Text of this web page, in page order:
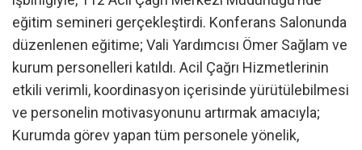
eğitim semineri gerçekleştirdi. Konferans Salonunda
düzenlenen eğitime; Vali Yardımcısı Ömer Sağlam ve
kurum personelleri katıldı. Acil Çağrı Hizmetlerinin
etkili verimli, koordinasyon içerisinde yürütülebilmesi
ve personelin motivasyonunu artırmak amacıyla;
Kurumda görev yapan tüm personele yönelik,